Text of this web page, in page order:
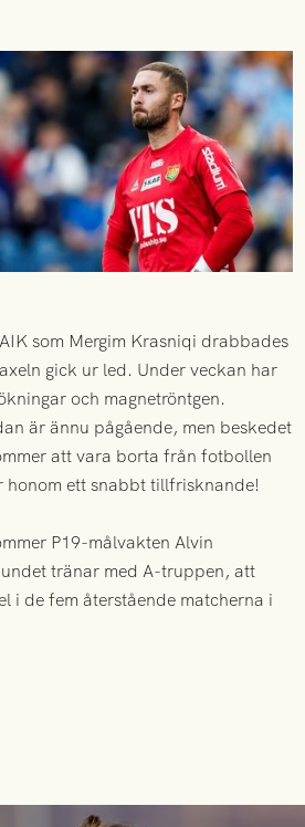
som Mergim Krasniqi drabbades
gick ur led. Under veckan har
och magnetröntgen.
är ännu pågående, men beskedet
att vara borta från fotbollen
honom ett snabbt tillfrisknande!
P19-målvakten Alvin
tränar med A-truppen, att
i de fem återstående matcherna i